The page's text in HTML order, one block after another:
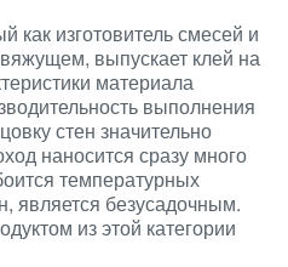
как изготовитель смесей и
выпускает клей на
материала
выполнения
стен значительно
наносится сразу много
температурных
является безусадочным.
из этой категории